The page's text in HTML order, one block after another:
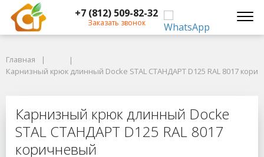
+7 (812) 509-82-32
Заказать звонок
Карнизный крюк длинный Docke STAL СТАНДАРТ D125 RAL 8017
Карнизный крюк длинный Docke
Главная
Карнизный крюк длинный Docke STAL СТАНДАРТ D125 RAL 8017
Карнизный крюк длинный Docke
STAL СТАНДАРТ D125 RAL 8017
коричневый